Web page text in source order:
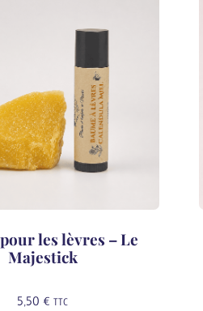
les lèvres – Le
Majestick
5,50€ TTC